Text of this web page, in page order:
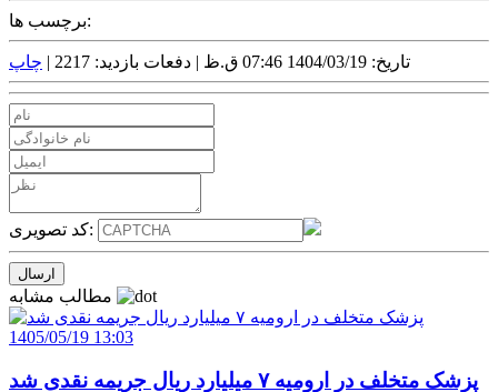
برچسب ها:
تاریخ: 1404/03/19 07:46 ق.ظ | دفعات بازدید: 2217 | چاپ
کد تصویری:
1405/05/19 13:03
پزشک متخلف در ارومیه ۷ میلیارد ریال جریمه نقدی شد